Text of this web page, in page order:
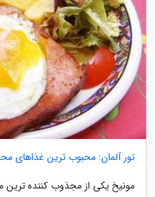
تور آلمان: محبوب ترین غذاهای
مونیخ یکی از مجذوب کننده ترین